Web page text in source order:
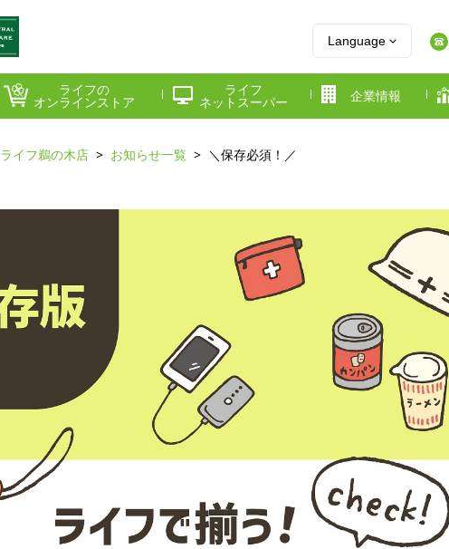
Language
ライフの
オンラインストア
ライフ
ネットスーパー
企業情報
ライフ鵜の木店 お知らせ一覧 ＼保存必須！／